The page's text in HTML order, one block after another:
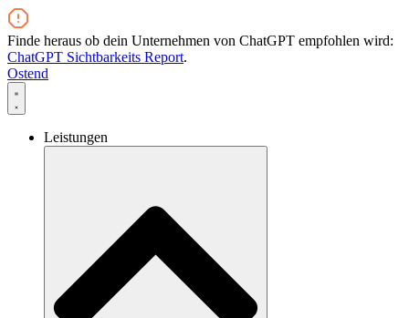
Zum
Inhalt
wechseln
Finde heraus ob dein Unternehmen von ChatGPT empfohlen wird:
ChatGPT Sichtbarkeits Report.
Ostend
Leistungen